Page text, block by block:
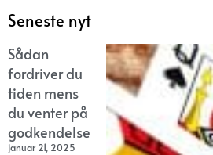
Seneste nyt
Sådan
fordriver du
tiden mens
du venter på
godkendelse
januar 21, 2025